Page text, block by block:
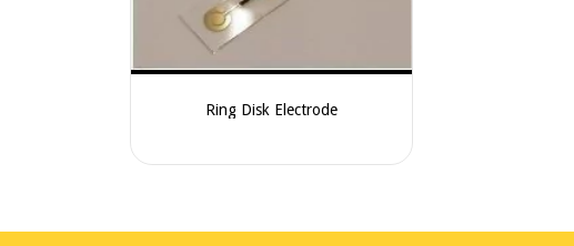
Ring Disk Electrode